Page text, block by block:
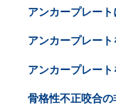
アンカープレー
アンカープレー
アンカープレー
骨格性不正咬合